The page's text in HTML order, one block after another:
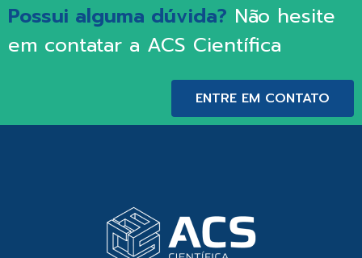
Possui alguma dúvida? Não hesite
em contatar a ACS Científica
ENTRE EM CONTATO